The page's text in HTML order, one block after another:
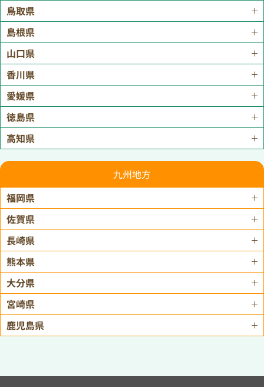
鳥取県
島根県
山口県
香川県
愛媛県
徳島県
高知県
九州地方
福岡県
佐賀県
長崎県
熊本県
大分県
宮崎県
鹿児島県